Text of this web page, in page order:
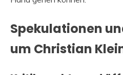
Spekulationen
um Christian